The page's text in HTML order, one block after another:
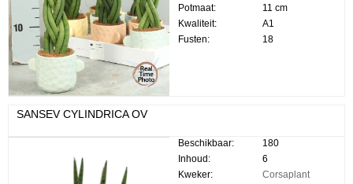
Potmaat:
11 cm
Kwaliteit:
A1
Fusten:
18
SANSEV CYLINDRICA OV
Beschikbaar:
180
Inhoud:
6
Kweker:
Corsaplant